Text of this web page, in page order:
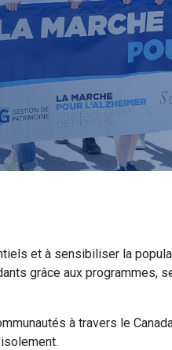
et à sensibiliser la
grâce aux programmes,
à travers le